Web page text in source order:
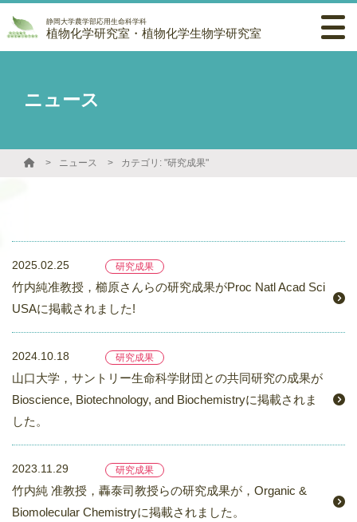
静岡大学農学部応用生命科学科
植物化学研究室・植物化学生物学研究室
ニュース
ニュース カテゴリ: "研究成果"
2025.02.25 研究成果
竹内純准教授，櫛原さんらの研究成果がProc Natl Acad Sci
USAに掲載されました!
2024.10.18 研究成果
山口大学，サントリー生命科学財団との共同研究の成果が
Bioscience, Biotechnology, and Biochemistryに掲載されま
した。
2023.11.29 研究成果
竹内純 准教授，轟泰司教授らの研究成果が，Organic &
Biomolecular Chemistryに掲載されました。